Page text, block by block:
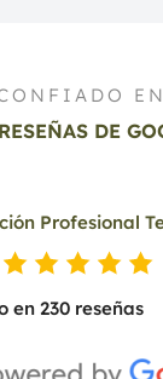
RESEÑAS DE
Profesional
en 230 reseñas